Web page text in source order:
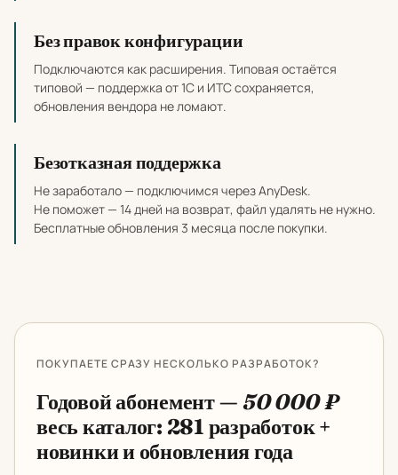
Без правок конфигурации
Подключаются как расширения. Типовая остаётся
типовой — поддержка от 1С и ИТС сохраняется,
обновления вендора не ломают.
Безотказная поддержка
Не заработало — подключимся через AnyDesk.
Не поможет — 14 дней на возврат, файл удалять не нужно.
Бесплатные обновления 3 месяца после покупки.
ПОКУПАЕТЕ СРАЗУ НЕСКОЛЬКО РАЗРАБОТОК?
Годовой абонемент — 50 000 ₽
весь каталог: 281 разработок +
новинки и обновления года